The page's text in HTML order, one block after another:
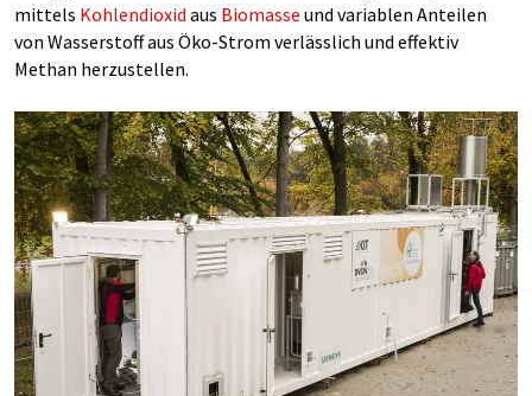
mittels Kohlendioxid aus Biomasse und variablen Anteilen
von Wasserstoff aus Öko-Strom verlässlich und effektiv
Methan herzustellen.